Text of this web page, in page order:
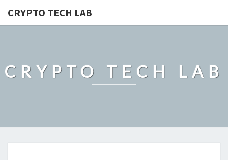
CRYPTO TECH LAB
CRYPTO TECH LAB